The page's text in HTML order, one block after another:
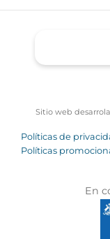
Sitio web
Políticas de
Políticas
En